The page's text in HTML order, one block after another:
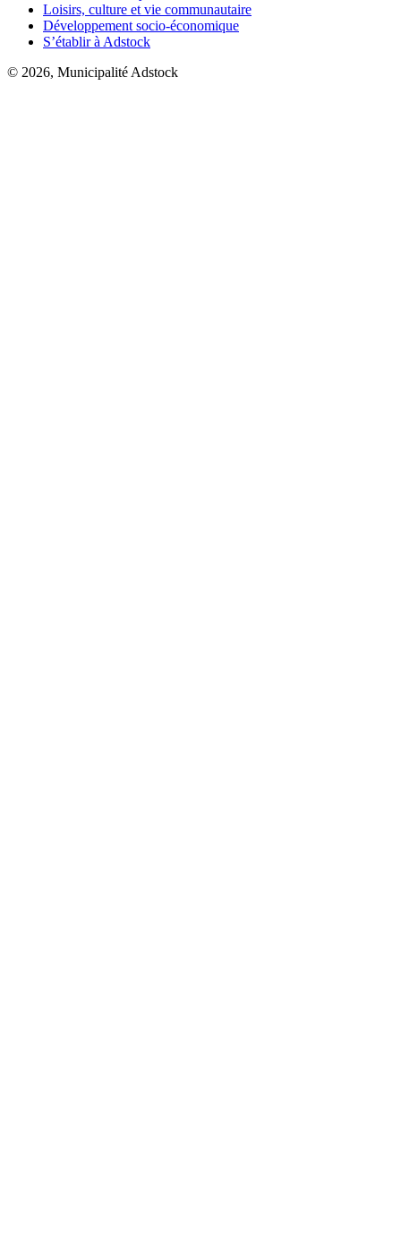
Loisirs, culture et vie communautaire
Développement socio-économique
S’établir à Adstock
© 2026, Municipalité Adstock